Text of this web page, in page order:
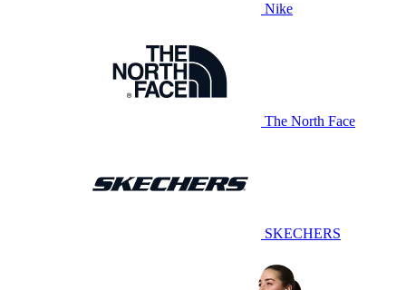
Nike
The North Face
SKECHERS